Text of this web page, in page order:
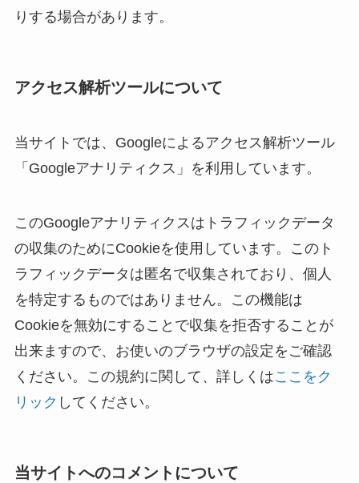
りする場合があります。
アクセス解析ツールについて
当サイトでは、Googleによるアクセス解析ツール
「Googleアナリティクス」を利用しています。
このGoogleアナリティクスはトラフィックデータ
の収集のためにCookieを使用しています。このト
ラフィックデータは匿名で収集されており、個人
を特定するものではありません。この機能は
Cookieを無効にすることで収集を拒否することが
出来ますので、お使いのブラウザの設定をご確認
ください。この規約に関して、詳しくはここをク
リック してください。
当サイトへのコメントについて